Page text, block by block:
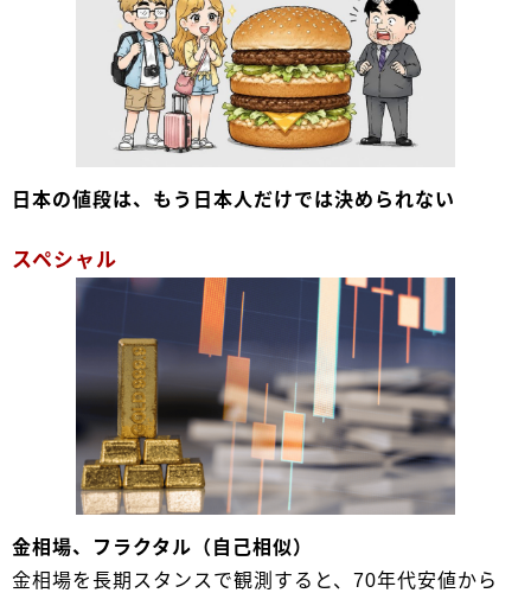
日本の値段は、もう日本人だけでは決められない
スペシャル
金相場、フラクタル（自己相似）
金相場を長期スタンスで観測すると、70年代安値から